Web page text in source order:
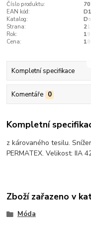
Číslo produktu:
EAN kód:
Katalog:
Strana:
21
Rok:
Cena:
Kompletní specifikace
Komentáře 0
Kompletní
z károvaného tesilu.
PERMATEX. Velikost: IIA
Zboží zařazeno v
Móda